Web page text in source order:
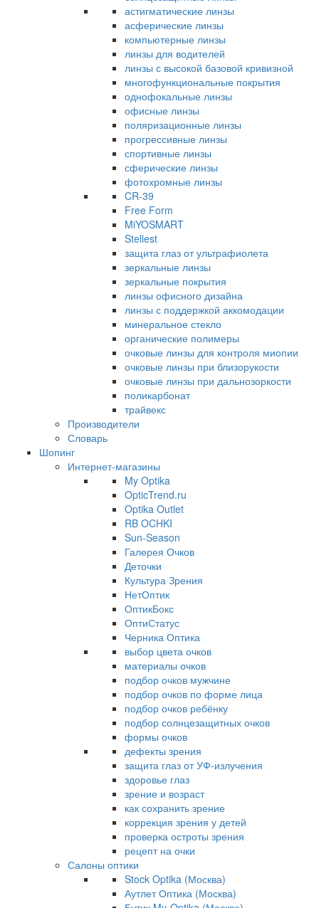
астигматические линзы
асферические линзы
компьютерные линзы
линзы для водителей
линзы с высокой базовой кривизной
многофункциональные покрытия
однофокальные линзы
офисные линзы
поляризационные линзы
прогрессивные линзы
спортивные линзы
сферические линзы
фотохромные линзы
CR-39
Free Form
MiYOSMART
Stellest
защита глаз от ультрафиолета
зеркальные линзы
зеркальные покрытия
линзы офисного дизайна
линзы с поддержкой аккомодации
минеральное стекло
органические полимеры
очковые линзы для контроля миопии
очковые линзы при близорукости
очковые линзы при дальнозоркости
поликарбонат
трайвекс
Производители
Словарь
Шопинг
Интернет-магазины
My Optika
OpticTrend.ru
Optika Outlet
RB OCHKI
Sun-Season
Галерея Очков
Деточки
Культура Зрения
НетОптик
ОптикБокс
ОптиСтатус
Черника Оптика
выбор цвета очков
материалы очков
подбор очков мужчине
подбор очков по форме лица
подбор очков ребёнку
подбор солнцезащитных очков
формы очков
дефекты зрения
защита глаз от УФ-излучения
здоровье глаз
зрение и возраст
как сохранить зрение
коррекция зрения у детей
проверка остроты зрения
рецепт на очки
Салоны оптики
Stock Optika (Москва)
Аутлет Оптика (Москва)